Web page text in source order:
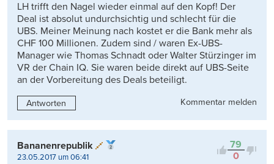
LH trifft den Nagel wieder einmal auf den Kopf! Der
Deal ist absolut undurchsichtig und schlecht für die
UBS. Meiner Meinung nach kostet er die Bank mehr als
CHF 100 Millionen. Zudem sind / waren Ex-UBS-
Manager wie Thomas Schnadt oder Walter Stürzinger im
VR der Chain IQ. Sie waren beide direkt auf UBS-Seite
an der Vorbereitung des Deals beteiligt.
Antworten Kommentar melden
79
0
Bananenrepublik
23.05.2017 um 06:41